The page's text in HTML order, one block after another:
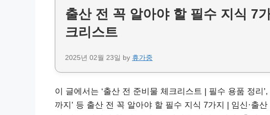
출산 전 꼭 알아야 할 필수 지식 7
크리스트
2025년 02월 23일 by 휴가중
이 글에서는 ‘출산 전 준비물 체크리스트 | 필수 용품 정리
까지’ 등 출산 전 꼭 알아야 할 필수 지식 7가지 | 임신·출